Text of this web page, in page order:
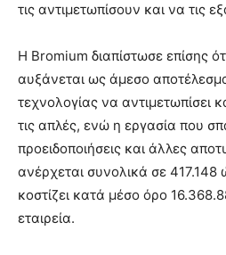
τις αντιμετωπίσουν και να τις
Η Bromium διαπίστωσε επίσης
αυξάνεται ως άμεσο
τεχνολογίας να αντιμετωπίσει
τις απλές, ενώ η εργασία που
προειδοποιήσεις και άλλες
ανέρχεται συνολικά σε 417.148
κοστίζει κατά μέσο όρο
εταιρεία.